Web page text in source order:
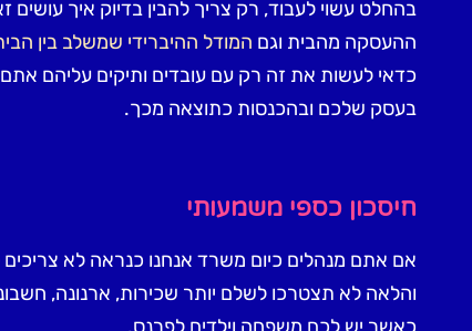
בהחלט עשוי לעבוד, רק צריך להבין בדיוק איך
ההעסקה מהבית וגם המודל ההיברידי שמשלב בין
כדאי לעשות את זה רק עם עובדים ותיקים עליהם
בעסק שלכם ובהכנסות כתוצאה מכך.
חיסכון כספי משמעותי
אם אתם מנהלים כיום משרד אנחנו כנראה לא
והלאה לא תצטרכו לשלם יותר שכירות, ארנונה,